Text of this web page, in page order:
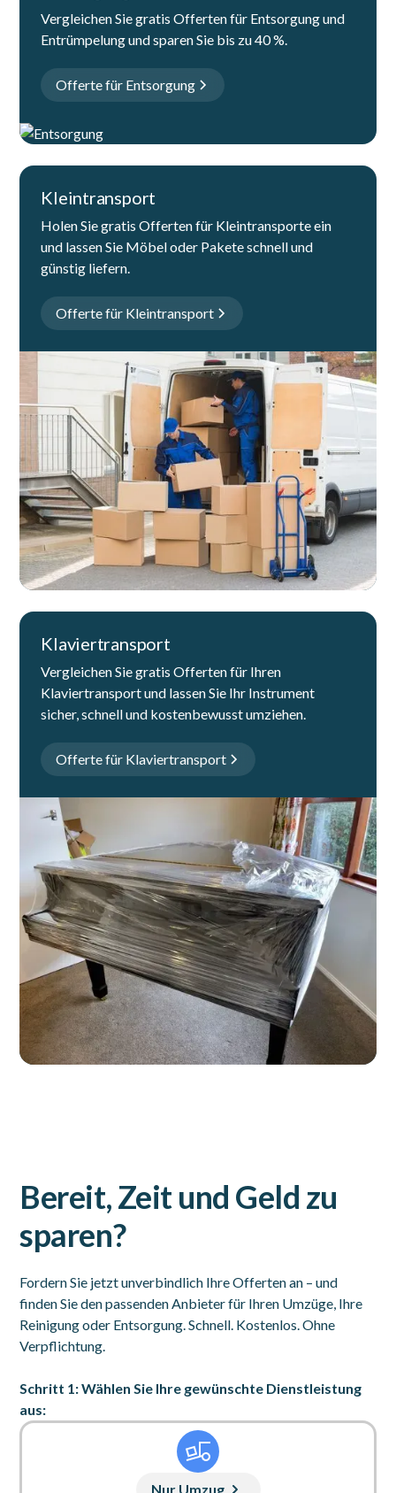
Vergleichen Sie gratis Offerten für Entsorgung und
Entrümpelung und sparen Sie bis zu 40 %.
Offerte für Entsorgung
Kleintransport
Holen Sie gratis Offerten für Kleintransporte ein
und lassen Sie Möbel oder Pakete schnell und
günstig liefern.
Offerte für Kleintransport
Klaviertransport
Vergleichen Sie gratis Offerten für Ihren
Klaviertransport und lassen Sie Ihr Instrument
sicher, schnell und kostenbewusst umziehen.
Offerte für Klaviertransport
Bereit, Zeit und Geld zu
sparen?
Fordern Sie jetzt unverbindlich Ihre Offerten an – und
finden Sie den passenden Anbieter für Ihren Umzüge, Ihre
Reinigung oder Entsorgung. Schnell. Kostenlos. Ohne
Verpflichtung.
Schritt 1: Wählen Sie Ihre gewünschte Dienstleistung
aus:
Nur Umzug